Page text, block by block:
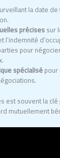
la date
précisessur
l’indemnité
pour
spécialisé
est souvent la
mutuellement